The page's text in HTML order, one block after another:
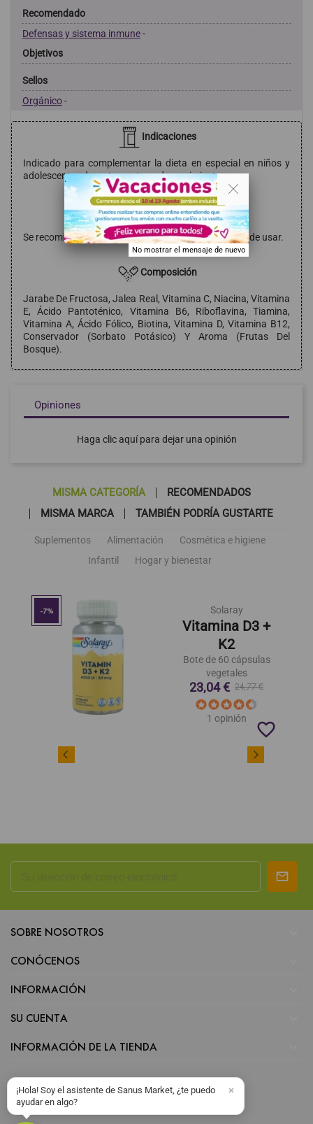
Recomendado
Defensas y sistema inmune-
Objetivos
Sellos
Orgánico-
Indicaciones
Indicado para complementar la dieta en especial en niños y
adolescentes durante su etapa de crecimiento.
Modo de empleo
Se recomienda tomar 10 ml. al día. Agitar bien antes de usar.
Composición
Jarabe De Fructosa, Jalea Real, Vitamina C, Niacina, Vitamina
E, Ácido Pantoténico, Vitamina B6, Riboflavina, Tiamina,
Vitamina A, Ácido Fólico, Biotina, Vitamina D, Vitamina B12,
Conservador (Sorbato Potásico) Y Aroma (Frutas Del
Bosque).
Opiniones
Haga clic aquí para dejar una opinión
MISMA CATEGORÍA
RECOMENDADOS
MISMA MARCA
TAMBIÉN PODRÍA GUSTARTE
Suplementos Alimentación
Cosmética e higiene
Infantil
Hogar y bienestar
-7% Solaray
Vitamina D3 +
K2
Bote de 60 cápsulas
vegetales
23,04 € 24,77 €
1 opinión
favorite_border
SOBRE NOSOTROS
CONÓCENOS
INFORMACIÓN
SU CUENTA
INFORMACIÓN DE LA TIENDA
¡Hola! Soy el asistente de Sanus Market, ¿te puedo
ayudar en algo?
. .
No mostrar el mensaje de nuevo